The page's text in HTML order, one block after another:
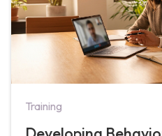
Training